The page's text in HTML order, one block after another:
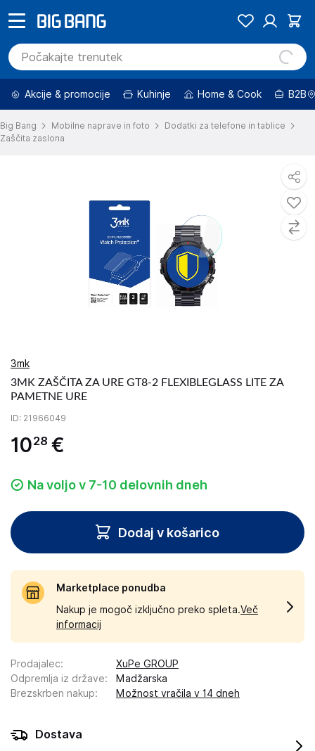
Akcije & promocije Kuhinje Home & Cook B2B
Big Bang Mobilne naprave in foto
Dodatki za telefone in tablice
Zaščita zaslona
3mk
3MK ZAŠČITA ZA URE GT8-2 FLEXIBLEGLASS LITE ZA
PAMETNE URE
ID: 21966049
1028 €
Na voljo v 7-10 delovnih dneh
Dodaj v košarico
Marketplace ponudba
Nakup je mogoč izključno preko spleta.Več
informacij
Prodajalec:
XuPe GROUP
Odpremlja iz države:
Madžarska
Brezskrben nakup: Možnost vračila v 14 dneh
Dostava